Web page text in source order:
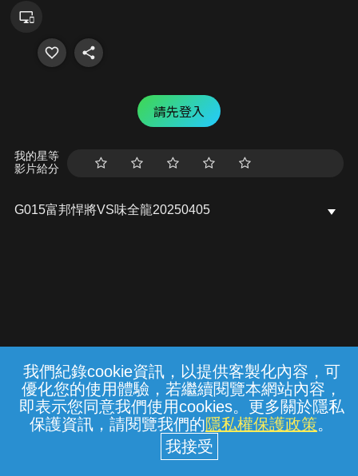
我們紀錄cookie資訊，以提供客製化內容，可
優化您的使用體驗，若繼續閱覽本網站內容，
即表示您同意我們使用cookies。更多關於隱私
保護資訊，請閱覽我們的隱私權保護政策。
請先登入
我的星等
影片給分
G015富邦悍將VS味全龍20250405
常見問題 線上客服 服務條款 隱私權保護
中華電信股份有限公司個人家庭分公司
(統一編號：96979949) © 2026
{{notifyMsg}}